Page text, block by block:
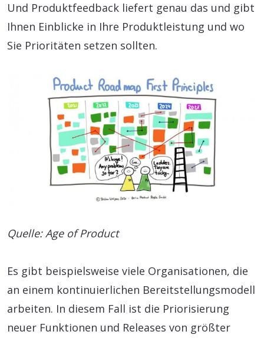
Und Produktfeedback liefert genau das und gibt
Ihnen Einblicke in Ihre Produktleistung und wo
Sie Prioritäten setzen sollten.
Quelle: Age of Product
Es gibt beispielsweise viele Organisationen, die
an einem kontinuierlichen Bereitstellungsmodell
arbeiten. In diesem Fall ist die Priorisierung
neuer Funktionen und Releases von größter